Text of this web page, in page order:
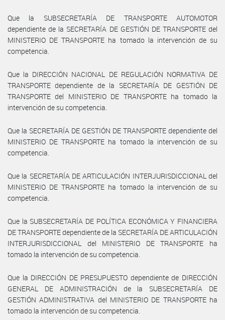
Que la SUBSECRETARÍA DE TRANSPORTE AUTOMOTOR
dependiente de la SECRETARÍA DE GESTIÓN DE TRANSPORTE del
MINISTERIO DE TRANSPORTE ha tomado la intervención de su
competencia.
Que la DIRECCIÓN NACIONAL DE REGULACIÓN NORMATIVA DE
TRANSPORTE dependiente de la SECRETARÍA DE GESTIÓN DE
TRANSPORTE del MINISTERIO DE TRANSPORTE ha tomado la
intervención de su competencia.
Que la SECRETARÍA DE GESTIÓN DE TRANSPORTE dependiente del
MINISTERIO DE TRANSPORTE ha tomado la intervención de su
competencia.
Que la SECRETARÍA DE ARTICULACIÓN INTERJURISDICCIONAL del
MINISTERIO DE TRANSPORTE ha tomado la intervención de su
competencia.
Que la SUBSECRETARÍA DE POLÍTICA ECONÓMICA Y FINANCIERA
DE TRANSPORTE dependiente de la SECRETARÍA DE ARTICULACIÓN
INTERJURISDICCIONAL del MINISTERIO DE TRANSPORTE ha
tomado la intervención de su competencia.
Que la DIRECCIÓN DE PRESUPUESTO dependiente de DIRECCIÓN
GENERAL DE ADMINISTRACIÓN de la SUBSECRETARÍA DE
GESTIÓN ADMINISTRATIVA del MINISTERIO DE TRANSPORTE ha
tomado la intervención de su competencia.